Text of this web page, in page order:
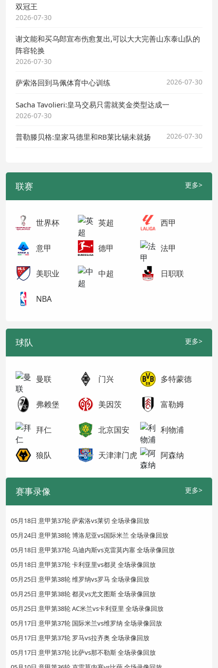
双冠王
2026-07-30
谢文能和买乌郎宣布伤愈复出,可以大大完善山东泰山队的
阵容轮换
2026-07-30
萨索洛回到马佩体育中心训练 2026-07-30
Sacha Tavolieri:皇马交易只需就奖金类型达成一
2026-07-30
普勒滕贝格:皇家马德里和RB莱比锡未就扬 2026-07-30
联赛 更多>
世界杯 英超 西甲
意甲 德甲 法甲
美职业 中超 日职联
NBA
球队 更多>
曼联 门兴 多特蒙德
弗赖堡 美因茨 富勒姆
拜仁 北京国安 利物浦
狼队 天津津门虎 阿森纳
赛事录像 更多>
05月18日 意甲第37轮 萨索洛vs莱切 全场录像回放
05月24日 意甲第38轮 博洛尼亚vs国际米兰 全场录像回放
05月18日 意甲第37轮 乌迪内斯vs克雷莫内塞 全场录像回放
05月18日 意甲第37轮 卡利亚里vs都灵 全场录像回放
05月25日 意甲第38轮 维罗纳vs罗马 全场录像回放
05月25日 意甲第38轮 都灵vs尤文图斯 全场录像回放
05月25日 意甲第38轮 AC米兰vs卡利亚里 全场录像回放
05月17日 意甲第37轮 国际米兰vs维罗纳 全场录像回放
05月17日 意甲第37轮 罗马vs拉齐奥 全场录像回放
05月17日 意甲第37轮 比萨vs那不勒斯 全场录像回放